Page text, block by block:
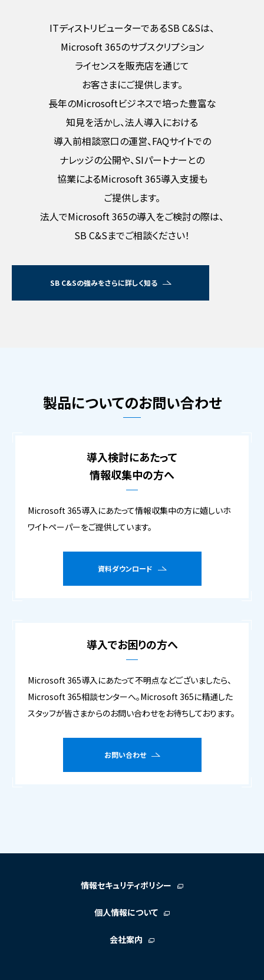
ITディストリビューターであるSB C&Sは、
Microsoft 365のサブスクリプション
ライセンスを販売店を通じて
お客さまにご提供します。
長年のMicrosoftビジネスで培った豊富な
知見を活かし、法人導入における
導入前相談窓口の運営、FAQサイトでの
ナレッジの公開や、SIパートナーとの
協業によるMicrosoft 365導入支援も
ご提供します。
法人でMicrosoft 365の導入をご検討の際は、
SB C&Sまでご相談ください！
SB C&Sの強みをさらに詳しく知る
製品についてのお問い合わせ
導入検討にあたって
情報収集中の方へ
Microsoft 365導入にあたって情報収集中の方に嬉しいホ
ワイトペーパーをご提供しています。
資料ダウンロード
導入でお困りの方へ
Microsoft 365導入にあたって不明点などございましたら、
Microsoft 365相談センターへ。Microsoft 365に精通した
スタッフが皆さまからのお問い合わせをお待ちしております。
お問い合わせ
情報セキュリティポリシー
個人情報について
会社案内